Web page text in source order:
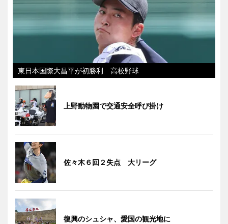
東日本国際大昌平が初勝利 高校野球
上野動物園で交通安全呼び掛け
佐々木６回２失点 大リーグ
復興のシュシャ、愛国の観光地に